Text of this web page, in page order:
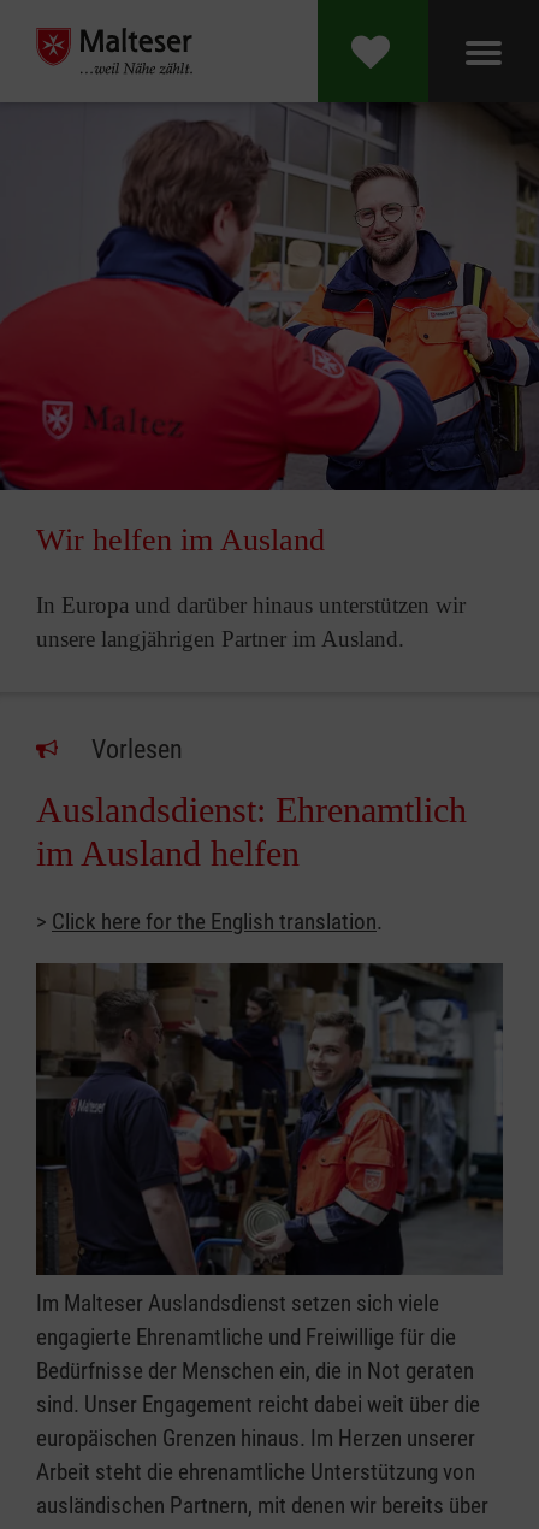
Wir helfen im Ausland
In Europa und darüber hinaus unterstützen wir
unsere langjährigen Partner im Ausland.
Vorlesen
Auslandsdienst: Ehrenamtlich
im Ausland helfen
> Click here for the English translation.
Im Malteser Auslandsdienst setzen sich viele
engagierte Ehrenamtliche und Freiwillige für die
Bedürfnisse der Menschen ein, die in Not geraten
sind. Unser Engagement reicht dabei weit über die
europäischen Grenzen hinaus. Im Herzen unserer
Arbeit steht die ehrenamtliche Unterstützung von
ausländischen Partnern, mit denen wir bereits über